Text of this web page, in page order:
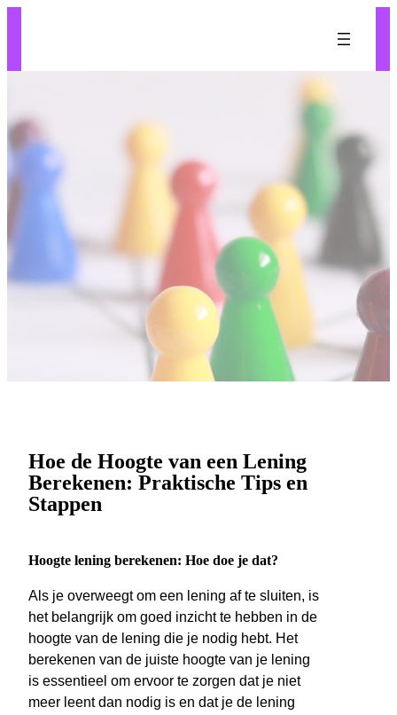
Hoe de Hoogte van een Lening
Berekenen: Praktische Tips en
Stappen
Hoogte lening berekenen: Hoe doe je dat?
Als je overweegt om een lening af te sluiten, is
het belangrijk om goed inzicht te hebben in de
hoogte van de lening die je nodig hebt. Het
berekenen van de juiste hoogte van je lening
is essentieel om ervoor te zorgen dat je niet
meer leent dan nodig is en dat je de lening